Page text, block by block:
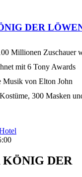
DER
Millionen Zuschauer
mit 6 Tony Awards
Musik von Elton John
300 Masken
KÖNIG DER